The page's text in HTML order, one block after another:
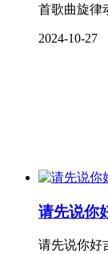
首歌曲旋律
2024-10-27
请先说你
请先说你好